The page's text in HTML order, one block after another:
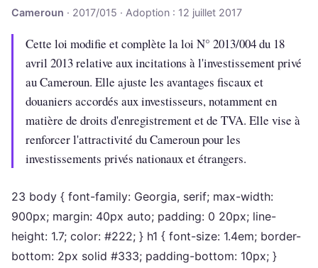
Cameroun · 2017/015 · Adoption : 12 juillet 2017
Cette loi modifie et complète la loi N° 2013/004 du 18
avril 2013 relative aux incitations à l'investissement privé
au Cameroun. Elle ajuste les avantages fiscaux et
douaniers accordés aux investisseurs, notamment en
matière de droits d'enregistrement et de TVA. Elle vise à
renforcer l'attractivité du Cameroun pour les
investissements privés nationaux et étrangers.
23 body { font-family: Georgia, serif; max-width:
900px; margin: 40px auto; padding: 0 20px; line-
height: 1.7; color: #222; } h1 { font-size: 1.4em; border-
bottom: 2px solid #333; padding-bottom: 10px; }